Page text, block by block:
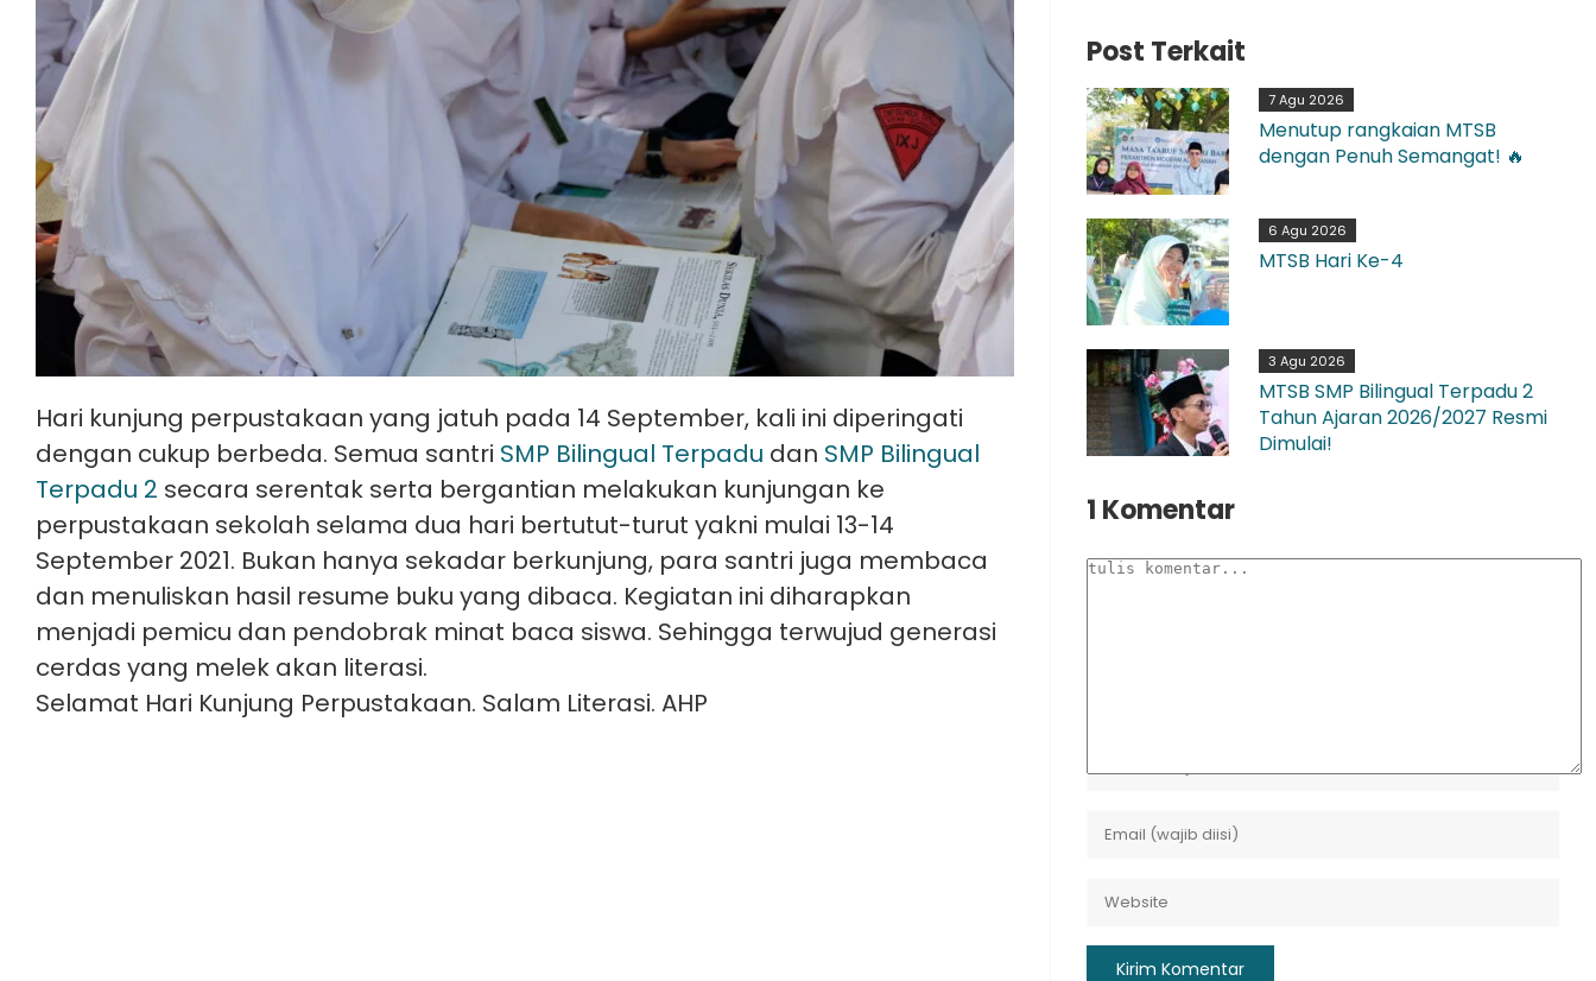
Hari kunjung perpustakaan yang jatuh pada 14 September, kali ini diperingati
dengan cukup berbeda. Semua santri SMP Bilingual Terpadu dan SMP Bilingual
Terpadu 2 secara serentak serta bergantian melakukan kunjungan ke
perpustakaan sekolah selama dua hari bertutut-turut yakni mulai 13-14
September 2021. Bukan hanya sekadar berkunjung, para santri juga membaca
dan menuliskan hasil resume buku yang dibaca. Kegiatan ini diharapkan
menjadi pemicu dan pendobrak minat baca siswa. Sehingga terwujud generasi
cerdas yang melek akan literasi.
Selamat Hari Kunjung Perpustakaan. Salam Literasi. AHP
Post Terkait
7 Agu 2026
Menutup rangkaian MTSB
dengan Penuh Semangat! 🔥
6 Agu 2026
MTSB Hari Ke-4
3 Agu 2026
MTSB SMP Bilingual Terpadu 2
Tahun Ajaran 2026/2027 Resmi
Dimulai!
1 Komentar